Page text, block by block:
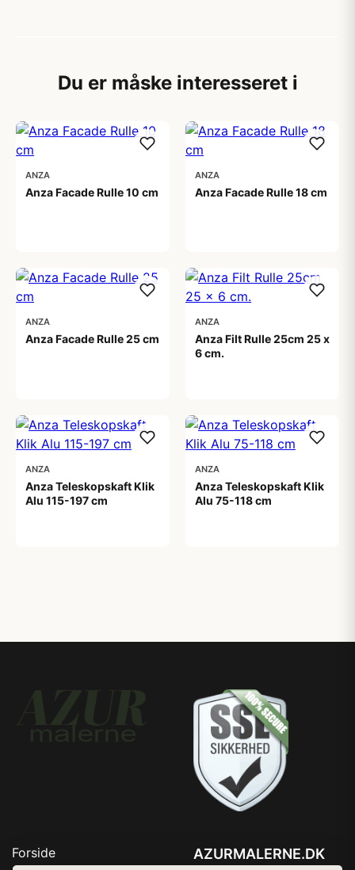
Du er måske interesseret i
ANZA
Anza Facade Rulle 10 cm
ANZA
Anza Facade Rulle 18 cm
ANZA
Anza Facade Rulle 25 cm
ANZA
Anza Filt Rulle 25cm 25 x
6 cm.
ANZA
Anza Teleskopskaft Klik
Alu 115-197 cm
ANZA
Anza Teleskopskaft Klik
Alu 75-118 cm
Forside
AZURMALERNE.DK